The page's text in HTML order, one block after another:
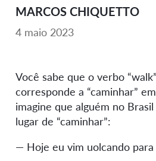
MARCOS CHIQUETTO
4 maio 2023
Você sabe que o verbo
corresponde a “caminhar”
imagine que alguém no
lugar de “caminhar”:
— Hoje eu vim uolcando